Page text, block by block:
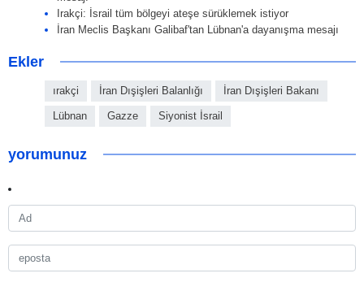
Irakçi: İsrail tüm bölgeyi ateşe sürüklemek istiyor
İran Meclis Başkanı Galibaf'tan Lübnan'a dayanışma mesajı
Ekler
ırakçi İran Dışişleri Balanlığı İran Dışişleri Bakanı
Lübnan Gazze Siyonist İsrail
yorumunuz